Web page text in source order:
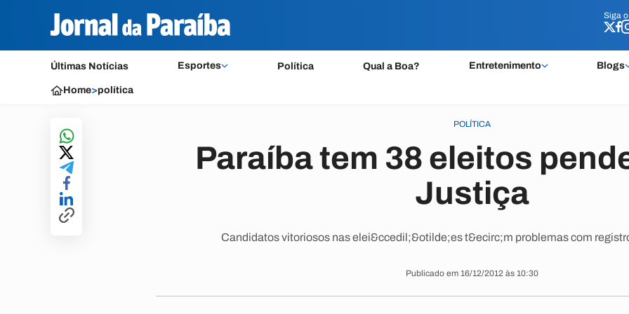
Siga o
Últimas Notícias Esportes Política Qual a Boa? Entretenimento Blogs
Siga o
Home>política
POLÍTICA
Paraíba tem 38 eleitos
Justiça
Candidatos vitoriosos nas elei&ccedil;&otilde;es t&ecirc;m problemas com
Publicado em 16/12/2012 às 10:30